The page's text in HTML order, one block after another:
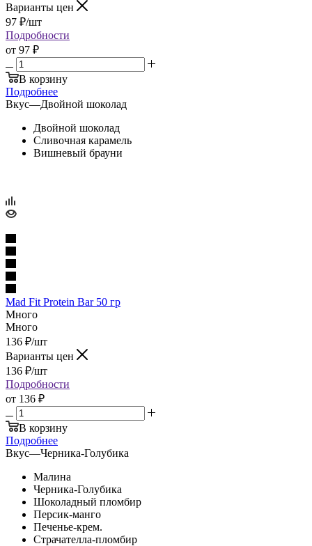
Варианты цен
97 ₽/шт
Подробности
от 97 ₽
В корзину
Подробнее
Вкус—Двойной шоколад
Двойной шоколад
Сливочная карамель
Вишневый брауни
Mad Fit Protein Bar 50 гр
Много
Много
136 ₽/шт
Варианты цен
136 ₽/шт
Подробности
от 136 ₽
В корзину
Подробнее
Вкус—Черника-Голубика
Малина
Черника-Голубика
Шоколадный пломбир
Персик-манго
Печенье-крем.
Страчателла-пломбир